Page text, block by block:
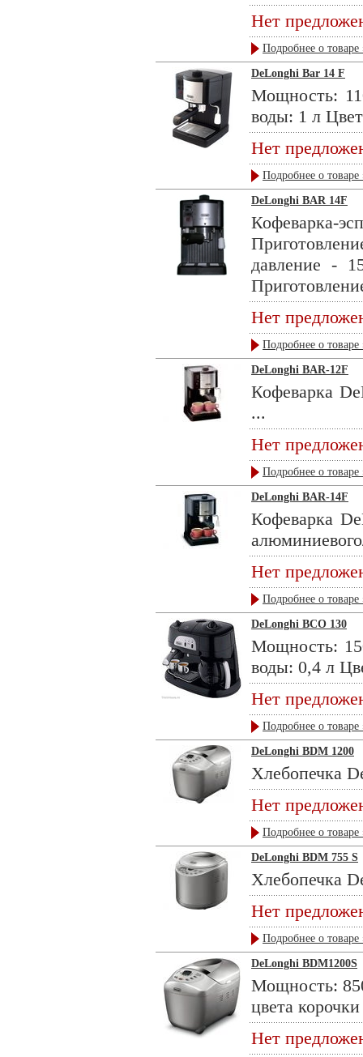
Нет
Подробнее о товаре
DeLonghi Bar 14 F
Мощность:
воды: 1 л
Нет
Подробнее о товаре
DeLonghi BAR 14F
Кофеварка-
давление -
Нет
Подробнее о товаре
DeLonghi BAR-12F
Кофеварка
...
Нет
Подробнее о товаре
DeLonghi BAR-14F
Кофеварка
Нет
Подробнее о товаре
DeLonghi BCO 130
Мощность:
воды: 0,4 л
Нет
Подробнее о товаре
DeLonghi BDM 1200
Хлебопечка
Нет
Подробнее о товаре
DeLonghi BDM 755 S
Хлебопечка
Нет
Подробнее о товаре
DeLonghi BDM1200S
Мощность:
цвета
Нет